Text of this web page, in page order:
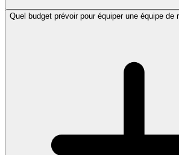
Quel budget prévoir pour équiper une équipe de